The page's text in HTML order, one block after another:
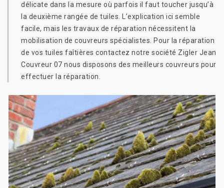
délicate dans la mesure où parfois il faut toucher jusqu’à
la deuxième rangée de tuiles. L’explication ici semble
facile, mais les travaux de réparation nécessitent la
mobilisation de couvreurs spécialistes. Pour la réparation
de vos tuiles faîtières contactez notre société Zigler Jean
Couvreur 07 nous disposons des meilleurs couvreurs pour
effectuer la réparation.